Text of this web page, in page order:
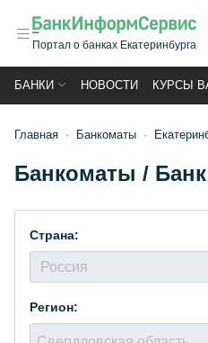
Портал о банках Екатеринбурга
БАНКИ НОВОСТИ КУРСЫ
Главная Банкоматы
Банкоматы /
Страна:
Регион: